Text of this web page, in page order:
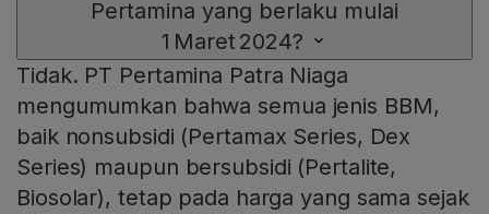
Pertamina yang berlaku mulai
1 Maret 2024?
Tidak. PT Pertamina Patra Niaga
mengumumkan bahwa semua jenis BBM,
baik nonsubsidi (Pertamax Series, Dex
Series) maupun bersubsidi (Pertalite,
Biosolar), tetap pada harga yang sama sejak